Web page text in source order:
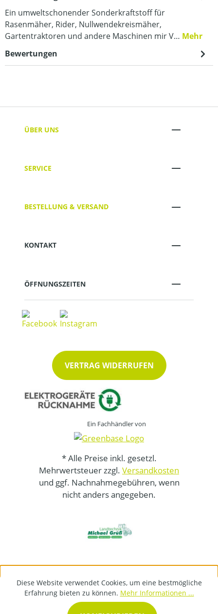
Ein umweltschonender Sonderkraftstoff für
Rasenmäher, Rider, Nullwendekreismäher,
Gartentraktoren und andere Maschinen mir V… Mehr
Bewertungen
ÜBER UNS
SERVICE
BESTELLUNG & VERSAND
KONTAKT
ÖFFNUNGSZEITEN
VERTRAG WIDERRUFEN
Ein Fachhändler von
* Alle Preise inkl. gesetzl.
Mehrwertsteuer zzgl. Versandkosten
und ggf. Nachnahmegebühren, wenn
nicht anders angegeben.
Diese Website verwendet Cookies, um eine bestmögliche
Erfahrung bieten zu können. Mehr Informationen ...